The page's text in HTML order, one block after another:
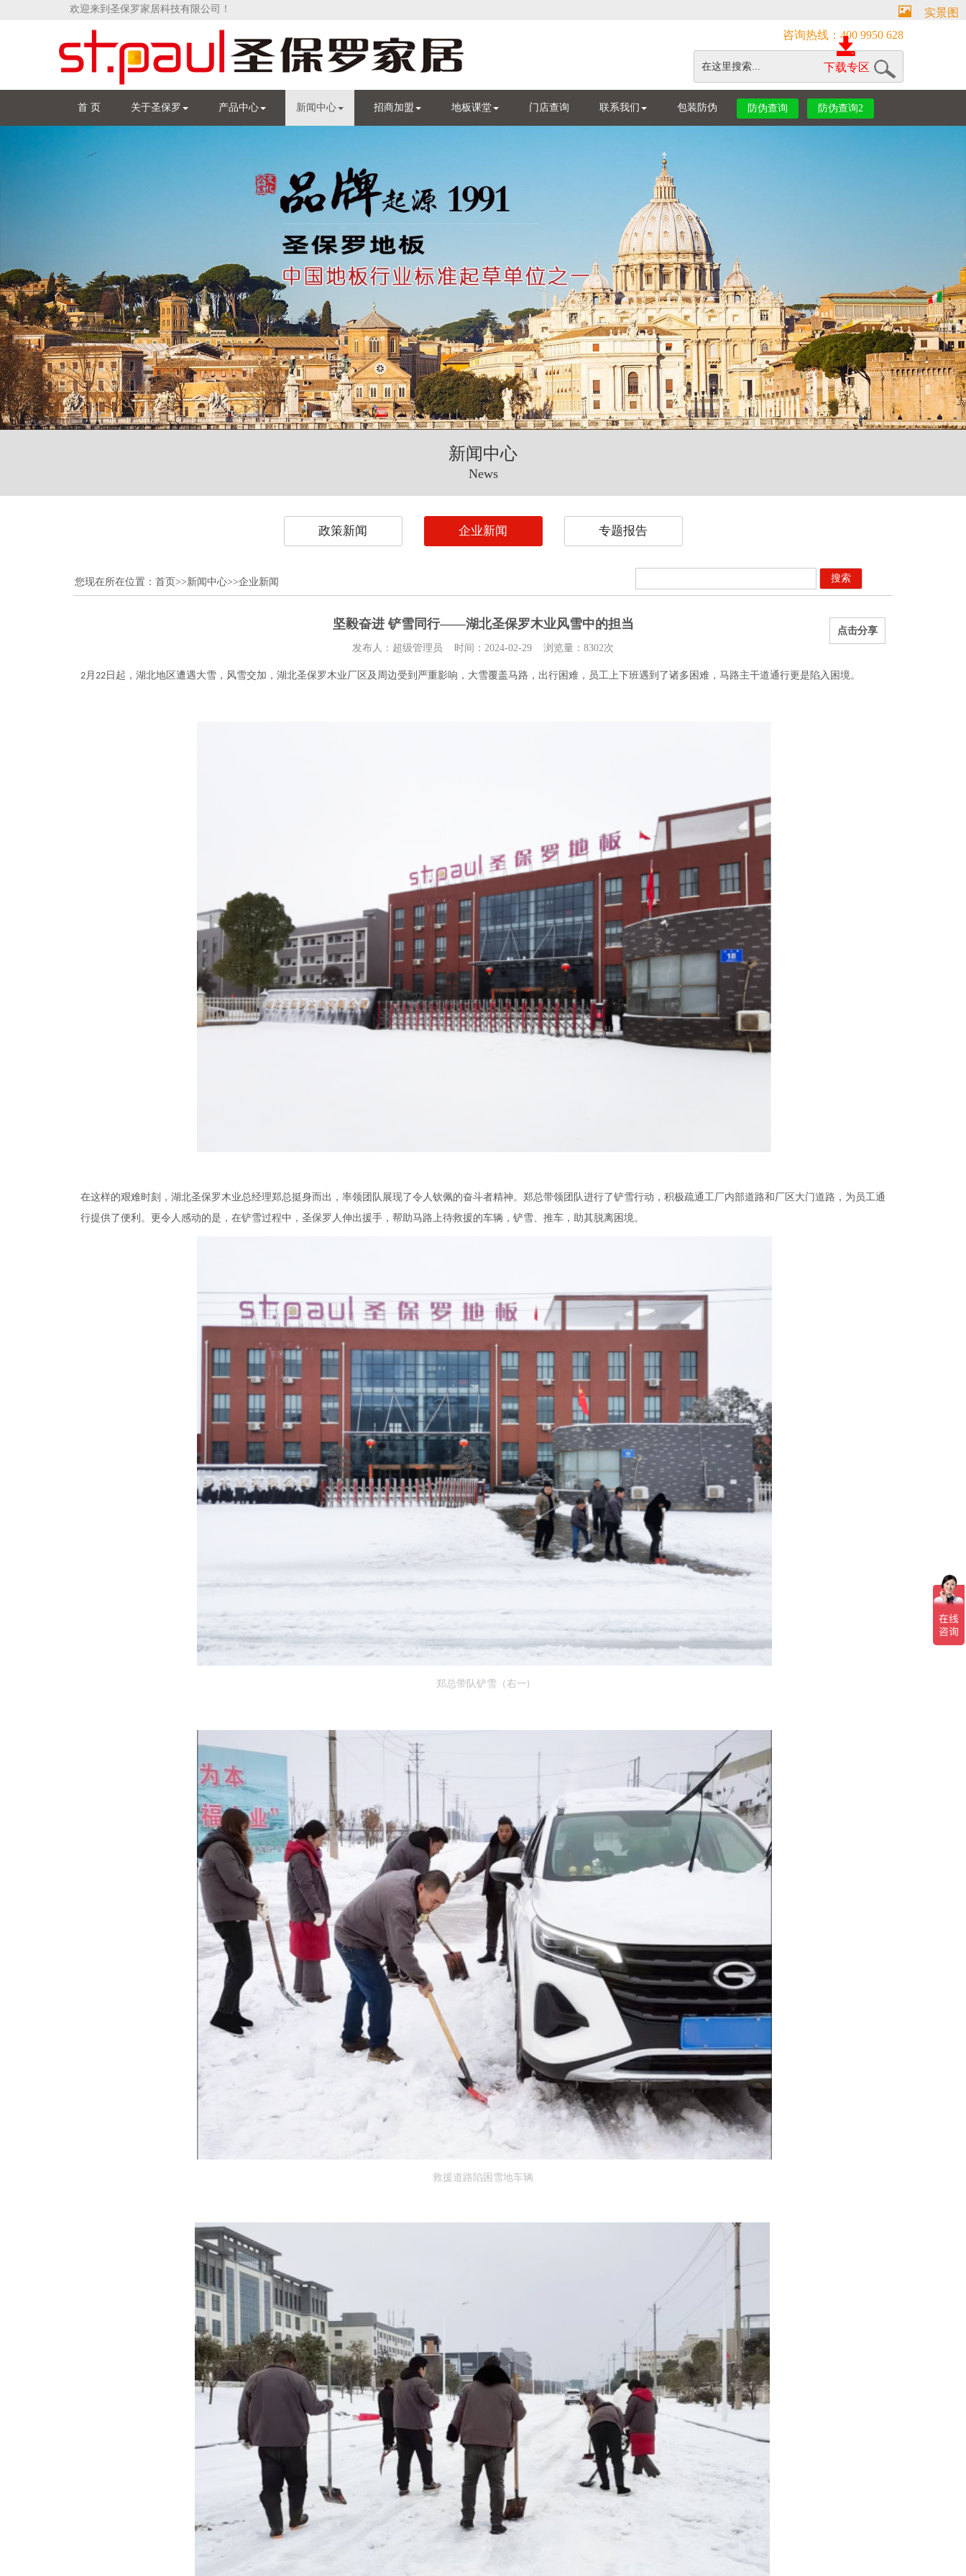
欢迎来到圣保罗家居科技有限公司！
实景图
咨询热线：400 9950 628
首 页 关于圣保罗 产品中心 新闻中心 招商加盟 地板课堂 门店查询 联系我们 包装防伪 防伪查询 防伪查询2
下载专区
新闻中心
News
政策新闻 企业新闻 专题报告
您现在所在位置： 首页>>新闻中心>>企业新闻 搜索
坚毅奋进 铲雪同行——湖北圣保罗木业风雪中的担当
点击分享
发布人： 超级管理员 时间： 2024-02-29 浏览量： 8302次
2 月 22 日起 ，湖北地区遭遇大雪，风雪交加， 湖北圣保罗木业厂区及周边受到严重影响，大雪覆盖马路，出行困难，员工上下班遇到了诸多困难，马路主干道通行更是陷入困境。
在这样的艰难时刻，湖北圣保罗木业总经理郑总挺身而出，率领团队展现了令人钦佩的奋斗者精神。郑总带领团队进行了铲雪行动，积极疏通工厂内部道路和厂区大门道路，为员工通
行提供了便利。更令人感动的是，在铲雪过程中， 圣保罗人伸出援手，帮助马路上待救援的车辆，铲雪、推车，助其脱离困境。
郑总带队铲雪（右一)
救援道路陷困雪地车辆